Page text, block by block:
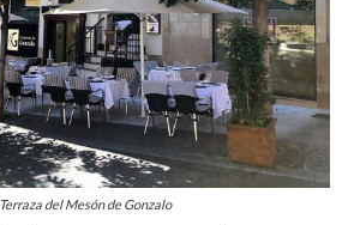
Terraza del Mesón de Gonzalo